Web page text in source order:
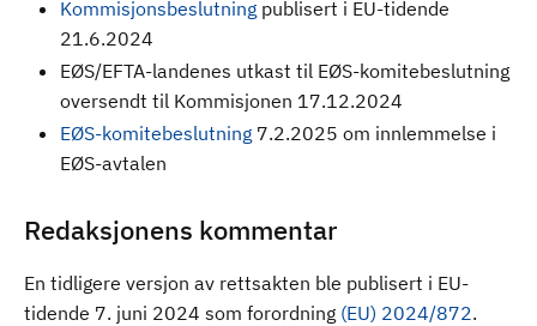
Kommisjonsbeslutning publisert i EU-tidende
21.6.2024
EØS/EFTA-landenes utkast til EØS-komitebeslutning
oversendt til Kommisjonen 17.12.2024
EØS-komitebeslutning 7.2.2025 om innlemmelse i
EØS-avtalen
Redaksjonens kommentar
En tidligere versjon av rettsakten ble publisert i EU-
tidende 7. juni 2024 som forordning (EU) 2024/872.